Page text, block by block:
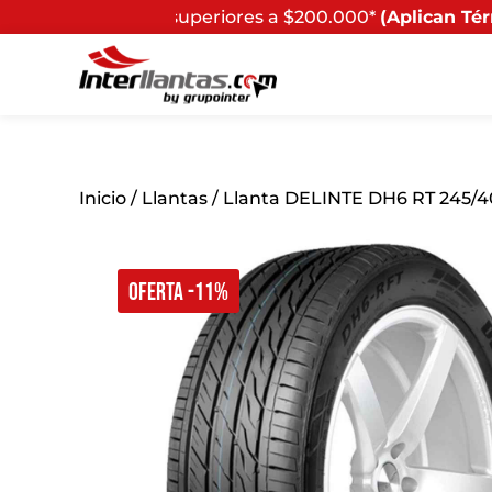
(Aplican Términos y Condiciones) -
OFERTA -11%
Inicio / Llantas / Llanta DELINTE DH6 RT 245/